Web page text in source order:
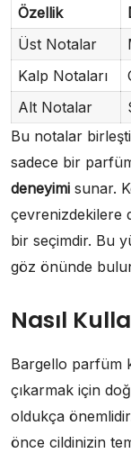
Özellik
Üst Notalar
Kalp Notaları
Alt Notalar
Bu notalar
sadece bir
deneyimi sunar.
çevrenizdekilere
bir seçimdir. Bu
göz önünde
Nasıl
Bargello parfüm
çıkarmak için
oldukça
önce cildinizin